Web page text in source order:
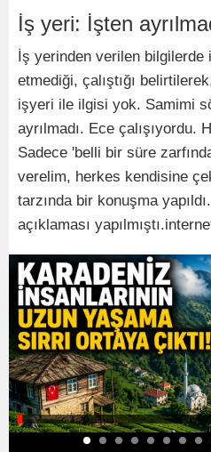
İş yeri: İşten
İş yerinden verilen bilgilerde
etmediği, çalıştığı
işyeri ile ilgisi yok. Samimi
ayrılmadı. Ece çalışıyordu.
Sadece 'belli bir süre
verelim, herkes kendisine
tarzında bir konuşma
açıklaması